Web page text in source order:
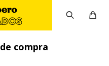
compra